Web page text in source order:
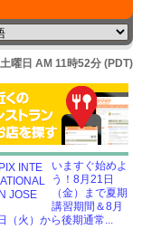
曜日 AM 11時52分 (PDT)
いますぐ始めよ
う！8月21日
（金）まで夏期
講習期間＆8月
（火）から後期通常...